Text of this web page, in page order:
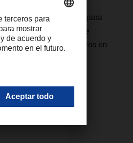
de European Logistics para
aéreo y marítimo, que
255 millones de euros en